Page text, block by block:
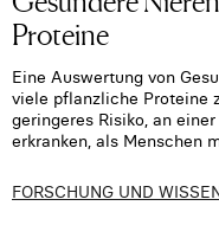
Proteine
Eine Auswertung von
viele pflanzliche Proteine
geringeres Risiko, an
erkranken, als Menschen
FORSCHUNG UND